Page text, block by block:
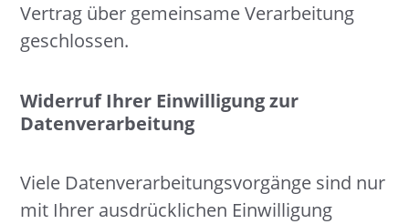
Vertrag über gemeinsame Verarbeitung
geschlossen.
Widerruf Ihrer Einwilligung zur
Datenverarbeitung
Viele Datenverarbeitungsvorgänge sind nur
mit Ihrer ausdrücklichen Einwilligung